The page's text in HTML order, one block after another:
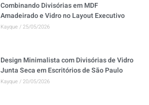
Combinando Divisórias em MDF
Amadeirado e Vidro no Layout Executivo
Kayque 25/05/2026
Design Minimalista com Divisórias de Vidro
Junta Seca em Escritórios de São Paulo
Kayque 20/05/2026